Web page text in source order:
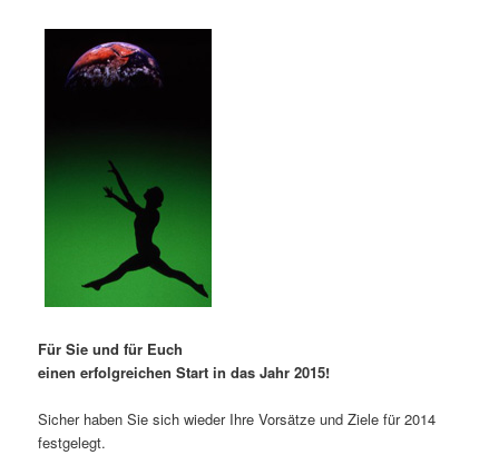
Für Sie und für Euch
einen erfolgreichen Start in das Jahr 2015!
Sicher haben Sie sich wieder Ihre Vorsätze und Ziele für 2014
festgelegt.